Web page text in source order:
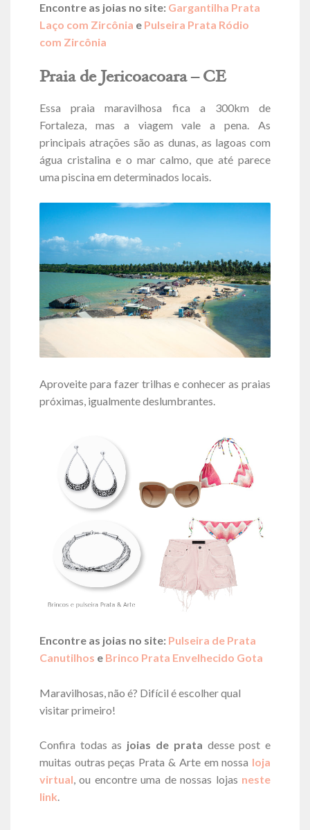
Encontre as joias no site: Gargantilha Prata
Laço com Zircônia e Pulseira Prata Ródio
com Zircônia
Praia de Jericoacoara – CE
Essa praia maravilhosa fica a 300km de
Fortaleza, mas a viagem vale a pena. As
principais atrações são as dunas, as lagoas com
água cristalina e o mar calmo, que até parece
uma piscina em determinados locais.
Aproveite para fazer trilhas e conhecer as praias
próximas, igualmente deslumbrantes.
Encontre as joias no site: Pulseira de Prata
Canutilhos e Brinco Prata Envelhecido Gota
Maravilhosas, não é? Difícil é escolher qual
visitar primeiro!
Confira todas as joias de prata desse post e
muitas outras peças Prata & Arte em nossa loja
virtual, ou encontre uma de nossas lojas neste
link.